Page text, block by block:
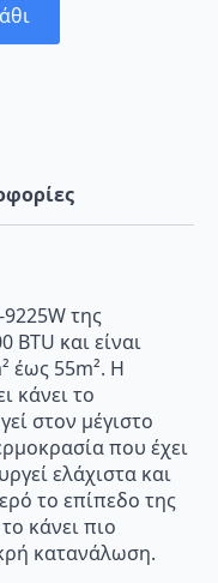
της
BTU και είναι
έως 55m². Η
κάνει το
στον μέγιστο
που έχει
ελάχιστα και
το επίπεδο της
κάνει πιο
κατανάλωση.